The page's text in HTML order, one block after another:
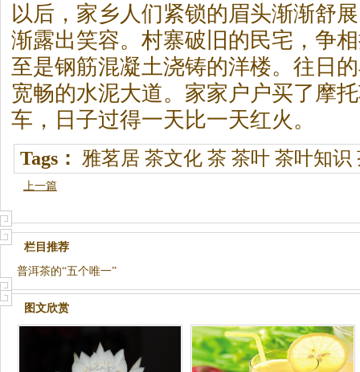
以后，家乡人们紧锁的眉头渐渐舒
渐露出笑容。村寨破旧的民宅，争
至是钢筋混凝土浇铸的洋楼。往日
宽畅的水泥大道。家家户户买了摩
车，日子过得一天比一天红火。
Tags： 雅茗居 茶文化 茶 茶叶 茶叶知识
上一篇
栏目推荐
普洱茶的“五个唯一”
图文欣赏